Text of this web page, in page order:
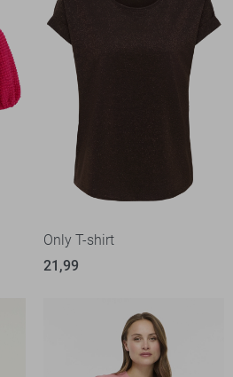
Only T-shirt
21,99